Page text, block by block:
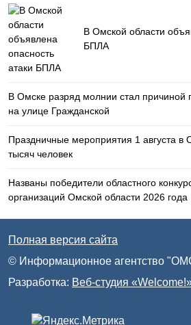
В Омской области
БПЛА
В Омске разряд молнии стал причиной
на улице Гражданской
Праздничные мероприятия 1 августа в
тысяч человек
Названы победители областного
организаций Омской области 2026 года
Полная версия сайта
© Информационное агентство
Разработка: Веб-студия